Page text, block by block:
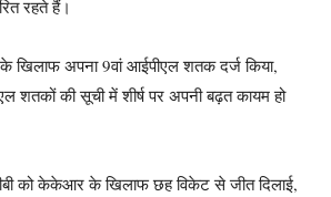
रहते हैं।
खिलाफ अपना 9वां आईपीएल शतक दर्ज किया,
शतकों की सूची में शीर्ष पर अपनी बढ़त कायम हो
को केकेआर के खिलाफ छह विकेट से जीत दिलाई,